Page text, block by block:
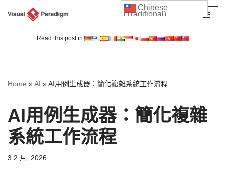
Read this post in:
Home »AI »AI用例生成器：簡化複雜系統工作流程
AI用例生成器：簡化複雜
系統工作流程
3 2 月, 2026
Chinese
(Traditional)